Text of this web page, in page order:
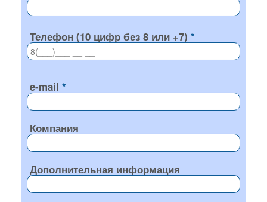
Телефон (10 цифр без 8 или +7)
e-mail
Компания
Дополнительная информация